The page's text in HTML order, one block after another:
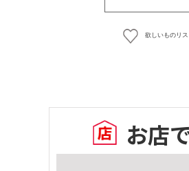
欲しいものリ
お店